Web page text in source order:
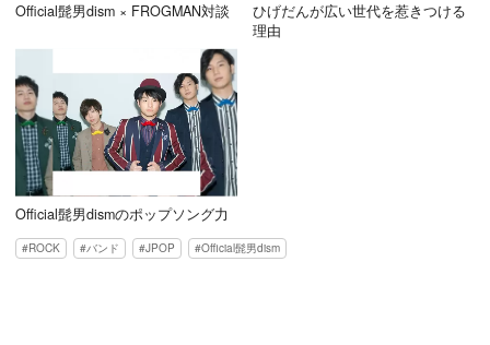
Official髭男dism × FROGMAN対談
ひげだんが広い世代を惹きつける
理由
Official髭男dismのポップソング力
ROCK バンド JPOP Official髭男dism